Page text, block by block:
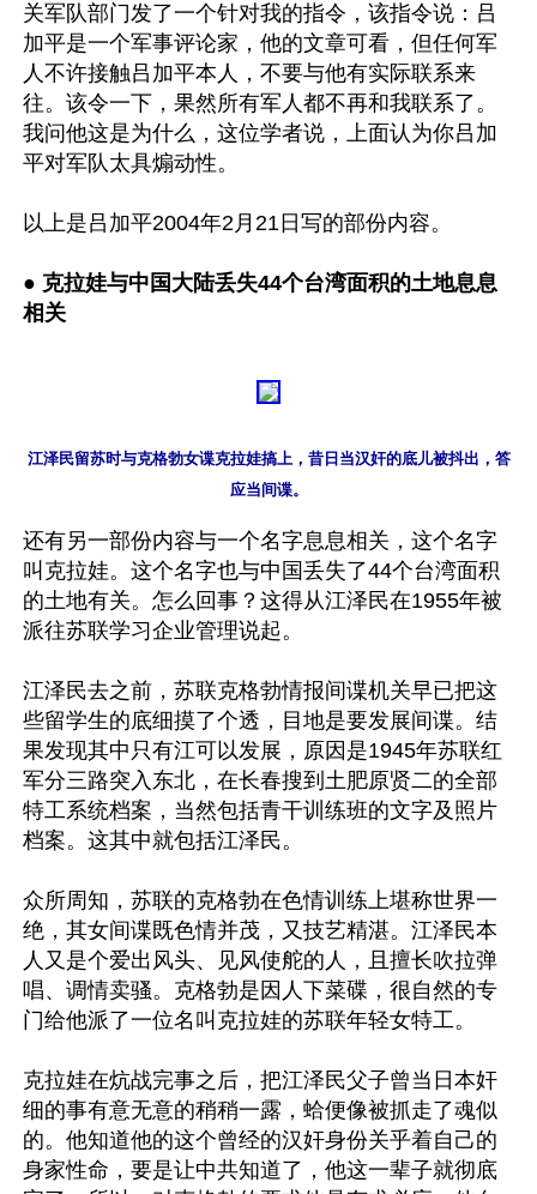
关军队部门发了一个针对我的指令，该指令说：吕
加平是一个军事评论家，他的文章可看，但任何军
人不许接触吕加平本人，不要与他有实际联系来
往。该令一下，果然所有军人都不再和我联系了。
我问他这是为什么，这位学者说，上面认为你吕加
平对军队太具煽动性。
以上是吕加平2004年2月21日写的部份内容。
● 克拉娃与中国大陆丢失44个台湾面积的土地息息
相关
江泽民留苏时与克格勃女谍克拉娃搞上，昔日当汉奸的底儿被抖出，答
应当间谍。
还有另一部份内容与一个名字息息相关，这个名字
叫克拉娃。这个名字也与中国丢失了44个台湾面积
的土地有关。怎么回事？这得从江泽民在1955年被
派往苏联学习企业管理说起。
江泽民去之前，苏联克格勃情报间谍机关早已把这
些留学生的底细摸了个透，目地是要发展间谍。结
果发现其中只有江可以发展，原因是1945年苏联红
军分三路突入东北，在长春搜到土肥原贤二的全部
特工系统档案，当然包括青干训练班的文字及照片
档案。这其中就包括江泽民。
众所周知，苏联的克格勃在色情训练上堪称世界一
绝，其女间谍既色情并茂，又技艺精湛。江泽民本
人又是个爱出风头、见风使舵的人，且擅长吹拉弹
唱、调情卖骚。克格勃是因人下菜碟，很自然的专
门给他派了一位名叫克拉娃的苏联年轻女特工。
克拉娃在炕战完事之后，把江泽民父子曾当日本奸
细的事有意无意的稍稍一露，蛤便像被抓走了魂似
的。他知道他的这个曾经的汉奸身份关乎着自己的
身家性命，要是让中共知道了，他这一辈子就彻底